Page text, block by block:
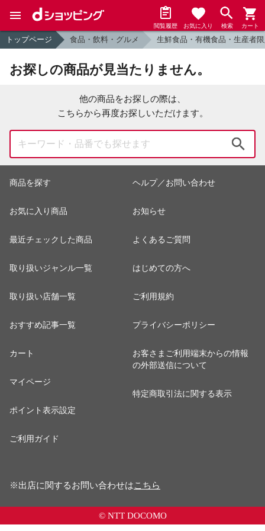
閲覧履歴 お気に入り 検索 カート
トップページ 食品・飲料・グルメ 生鮮食品・有機食品・生産者
お探しの商品が見当たりません。
他の商品をお探しの際は、
こちらから再度お探しいただけます。
商品を探す
お気に入り商品
最近チェックした商品
取り扱いジャンル一覧
取り扱い店舗一覧
おすすめ記事一覧
カート
マイページ
ポイント表示設定
ご利用ガイド
ヘルプ／お問い合わせ
お知らせ
よくあるご質問
はじめての方へ
ご利用規約
プライバシーポリシー
お客さまご利用端末からの情報
の外部送信について
特定商取引法に関する表示
※出店に関するお問い合わせはこちら
© NTT DOCOMO